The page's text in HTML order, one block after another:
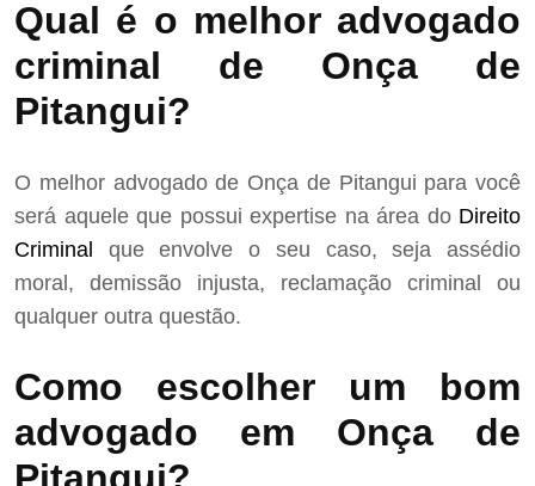
Qual é o melhor advogado
criminal de Onça de
Pitangui?
O melhor advogado de Onça de Pitangui para você
será aquele que possui expertise na área do Direito
Criminal que envolve o seu caso, seja assédio
moral, demissão injusta, reclamação criminal ou
qualquer outra questão.
Como escolher um bom
advogado em Onça de